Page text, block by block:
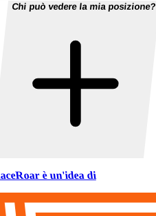
Chi può vedere la mia posizione?
è un'idea di